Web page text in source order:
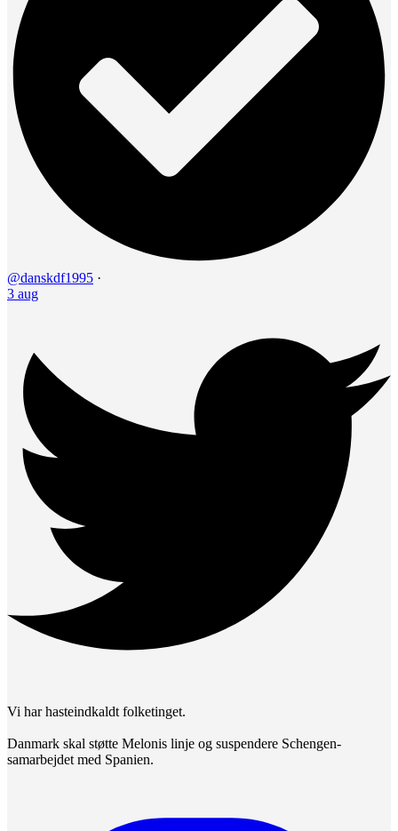
@danskdf1995 ·
3 aug
Vi har hasteindkaldt folketinget.
Danmark skal støtte Melonis linje og suspendere Schengen-
samarbejdet med Spanien.